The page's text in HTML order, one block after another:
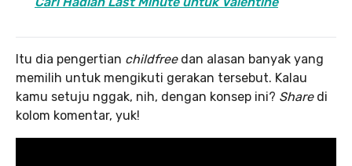
Itu dia pengertian childfree dan alasan banyak yang
memilih untuk mengikuti gerakan tersebut. Kalau
kamu setuju nggak, nih, dengan konsep ini? Share di
kolom komentar, yuk!